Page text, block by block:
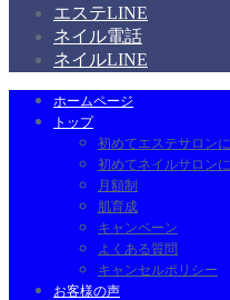
エステLINE
ネイル電話
ネイルLINE
ホームページ
トップ
初めてエステサロン
初めてネイルサロン
月額制
肌育成
キャンペーン
よくある質問
キャンセルポリシー
お客様の声